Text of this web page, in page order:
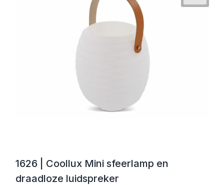
1626 | Coollux Mini sfeerlamp en
draadloze luidspreker